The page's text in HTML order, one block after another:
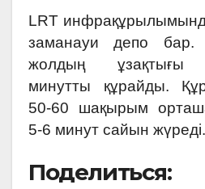
LRT
заманауи депо
жолдың
минутты құрайды.
50-60 шақырым
5-6 минут сайын жүреді.
Поделиться: